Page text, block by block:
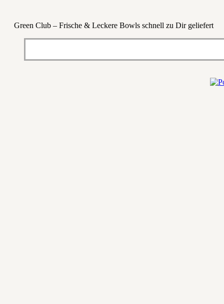
Green Club – Frische & Leckere Bowls schnell zu Dir geliefert